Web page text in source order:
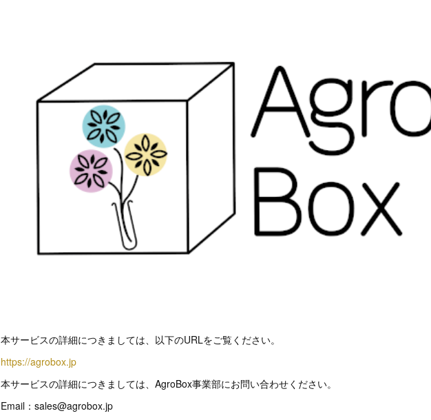
本サービスの詳細につきましては、以下のURLをご覧ください。
https://agrobox.jp
本サービスの詳細につきましては、AgroBox事業部にお問い合わせください。
Email：sales@agrobox.jp